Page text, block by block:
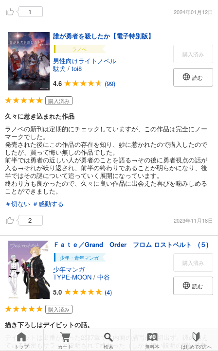
1
2024年01月12日
誰が勇者を殺したか【電子特別版】
ラノベ
男性向けライトノベル
駄犬 / toi8
4.6
(99)
購入済み
読む
購入済み
久々に惹き込まれた作品
ラノベの新刊は定期的にチェックしていますが、この作品は完全にノー
マークでした。
発売された後にこの作品の存在を知り、妙に惹かれたので購入したので
したが、買って悔い無しの作品でした。
前半では勇者の近しい人が勇者のことを語る→その後に勇者視点の話が
入る→それが繰り返され、前半の終わりであることが明らかになり、後
半ではその謎について追っていく展開になっています。
終わり方も良かったので、久々に良い作品に出会えた喜びを噛みしめる
ことができました。
＃切ない ＃感動する
2
2023年11月18日
Ｆａｔｅ／Grand Order フロム ロストベルト (５)
少年・青年マンガ
少年マンガ
TYPE-MOON / 中谷
5.0
(4)
購入済み
読む
購入済み
描き下ろしはデイビットの話。
デイビットは出番があった2部7章でも内面の描写が一切出ず、彼の抱え
ている秘密もサラッと説明されて終わった（しかも短い説明の間に情報
トップ カート 検索 無料本 はじめての方へ